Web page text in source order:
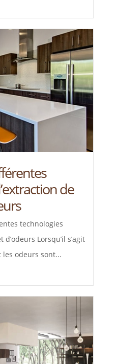
de
technologies
Lorsqu’il s’agit
odeurs sont...